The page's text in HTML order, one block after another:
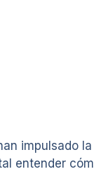
impulsado
entender